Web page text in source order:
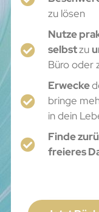
zu lösen
Nutze
selbstzu
Büro oder
Erwecke
bringe
in dein
Finde
freieres